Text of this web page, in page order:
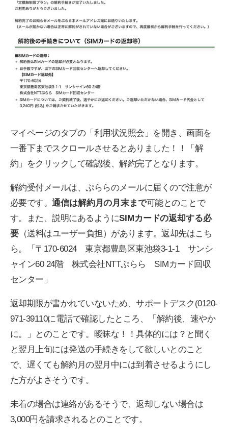
マイページのタブの「利用状況照会」を開き、画面を
一番下までスクロールさせるとありました！！「解
約」をクリックして確認後、解約完了となります。
解約受付メールは、ぷららのメールに届くので注意が
必要です。通信は解約月の月末まで可能とのことで
す。また、説明にあるようにSIMカードの返却する必
要（送料はユーザー負担）があります。返却先はこち
ら。「〒170-6024 東京都豊島区東池袋3-1-1 サンシ
ャイン60 24階 株式会社NTTぷらら SIMカード回収
センター」
返却期限が書かれていないため、サポートデスク(0120-
971-39110に電話で確認したところ、「解約後、速やか
に。」とのことです。曖昧な！！具体的には？と聞く
と翌月上旬には発送の手続きをして欲しいとのこと
で、遅くても解約月の翌月中には到着させるようにし
た方がよさそうです。
未着の場合は連絡があるそうで、返却しない場合は
3,000円を請求されるとのことです。